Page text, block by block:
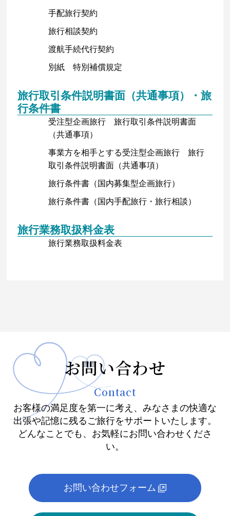
手配旅行契約
旅行相談契約
渡航手続代行契約
別紙 特別補償規定
旅行取引条件説明書面（共通事項）・旅
行条件書
受注型企画旅行 旅行取引条件説明書面
（共通事項）
事業方を相手とする受注型企画旅行 旅行
取引条件説明書面（共通事項）
旅行条件書（国内募集型企画旅行）
旅行条件書（国内手配旅行・旅行相談）
旅行業務取扱料金表
旅行業務取扱料金表
お問い合わせ
Contact
お客様の満足度を第一に考え、みなさまの快適な
出張や記憶に残るご旅行をサポートいたします。
どんなことでも、お気軽にお問い合わせくださ
い。
お問い合わせフォーム